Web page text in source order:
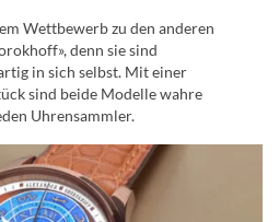
Wettbewerb zu den anderen
denn sie sind
in sich selbst. Mit einer
sind beide Modelle wahre
Uhrensammler.